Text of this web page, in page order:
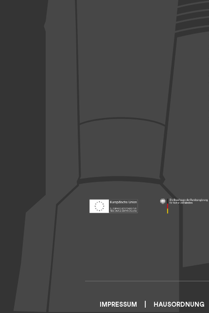
IMPRESSUM HAUSORDNUNG